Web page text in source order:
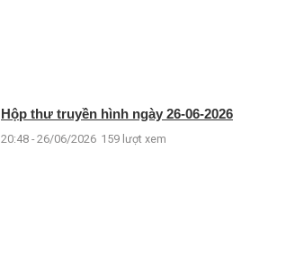
Hộp thư truyền hình ngày 26-06-2026
20:48 - 26/06/2026 159 lượt xem